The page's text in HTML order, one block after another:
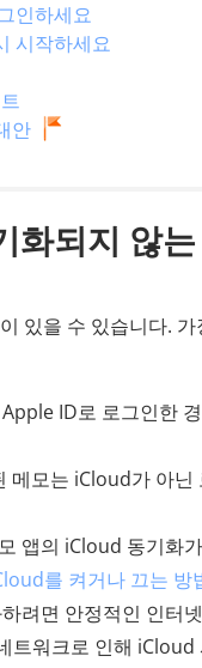
인하세요
시작하세요
안
화되지 않
있을 수 있습니다.
ID로 로그인한
모는 iCloud가 아닌
앱의 iCloud 동기화
를 켜거나 끄는 방
려면 안정적인 인터
트워크로 인해